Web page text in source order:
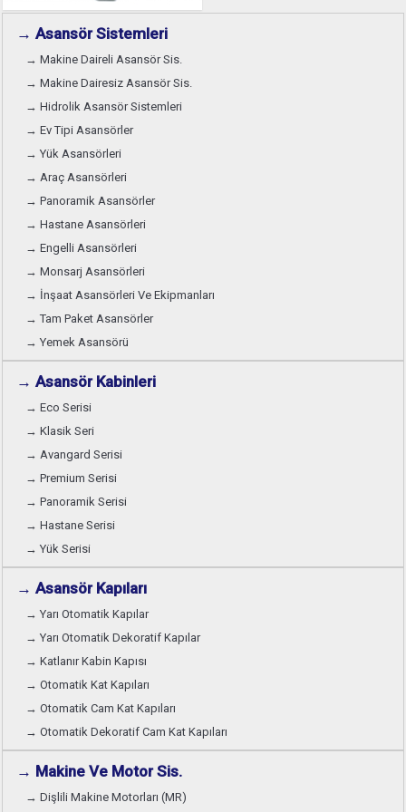
→ Asansör Sistemleri
→ Makine Daireli Asansör Sis.
→ Makine Dairesiz Asansör Sis.
→ Hidrolik Asansör Sistemleri
→ Ev Tipi Asansörler
→ Yük Asansörleri
→ Araç Asansörleri
→ Panoramik Asansörler
→ Hastane Asansörleri
→ Engelli Asansörleri
→ Monsarj Asansörleri
→ İnşaat Asansörleri Ve Ekipmanları
→ Tam Paket Asansörler
→ Yemek Asansörü
→ Asansör Kabinleri
→ Eco Serisi
→ Klasik Seri
→ Avangard Serisi
→ Premium Serisi
→ Panoramik Serisi
→ Hastane Serisi
→ Yük Serisi
→ Asansör Kapıları
→ Yarı Otomatik Kapılar
→ Yarı Otomatik Dekoratif Kapılar
→ Katlanır Kabin Kapısı
→ Otomatik Kat Kapıları
→ Otomatik Cam Kat Kapıları
→ Otomatik Dekoratif Cam Kat Kapıları
→ Makine Ve Motor Sis.
→ Dişlili Makine Motorları (MR)